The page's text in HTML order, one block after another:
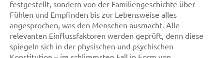
festgestellt, sondern von der Familiengeschichte über
Fühlen und Empfinden bis zur Lebensweise alles
angesprochen, was den Menschen ausmacht. Alle
relevanten Einflussfaktoren werden geprüft, denn diese
spiegeln sich in der physischen und psychischen